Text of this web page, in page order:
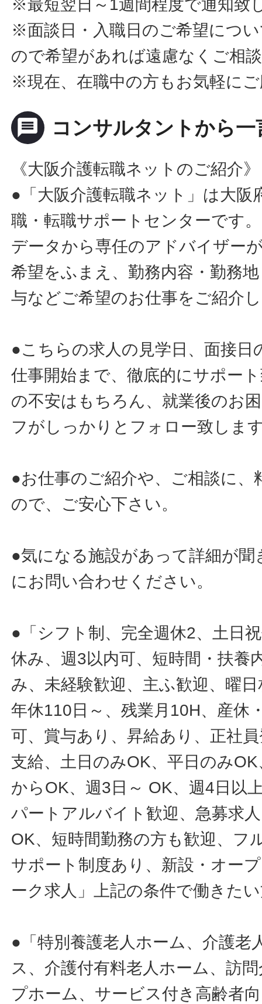
※最短翌日～1週間程度で通知致
※面談日・入職日のご希望につ
ので希望があれば遠慮なくご相
※現在、在職中の方もお気軽に
message コンサルタントから一
《大阪介護転職ネットのご紹介》
●「大阪介護転職ネット」は大阪
職・転職サポートセンターです
データから専任のアドバイザー
希望をふまえ、勤務内容・勤務
与などご希望のお仕事をご紹介
●こちらの求人の見学日、面接日
仕事開始まで、徹底的にサポー
の不安はもちろん、就業後のお
フがしっかりとフォロー致しま
●お仕事のご紹介や、ご相談に
ので、ご安心下さい。
●気になる施設があって詳細が
にお問い合わせください。
●「シフト制、完全週休2、土日
休み、週3以内可、短時間・扶養
み、未経験歓迎、主ふ歓迎、曜
年休110日～、残業月10H、産休
可、賞与あり、昇給あり、正社
支給、土日のみOK、平日のみ
からOK、週3日～ OK、週4日以
パートアルバイト歓迎、急募求
OK、短時間勤務の方も歓迎、フ
サポート制度あり、新設・オー
ーク求人」上記の条件で働きた
●「特別養護老人ホーム、介護老
ス、介護付有料老人ホーム、訪
プホーム、サービス付き高齢者